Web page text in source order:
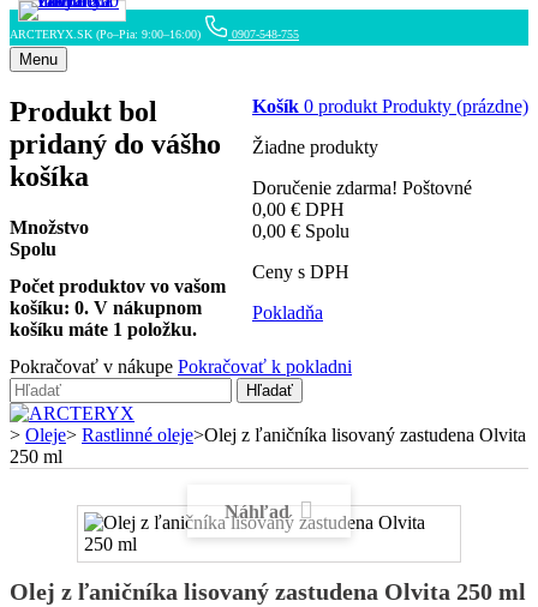
ARCTERYX.SK (Po–Pia: 9:00–16:00) 0907-548-755
Menu
Košík 0 produkt Produkty (prázdne)
Žiadne produkty
Doručenie zdarma! Poštovné
0,00 € DPH
0,00 € Spolu
Ceny s DPH
Pokladňa
Produkt bol
pridaný do vášho
košíka
Množstvo
Spolu
Počet produktov vo vašom
košíku: 0. V nákupnom
košíku máte 1 položku.
Pokračovať v nákupe Pokračovať k pokladni
Hľadať
> Oleje> Rastlinné oleje>Olej z ľaničníka lisovaný zastudena Olvita
250 ml
Náhľad
Olej z ľaničníka lisovaný zastudena Olvita 250 ml